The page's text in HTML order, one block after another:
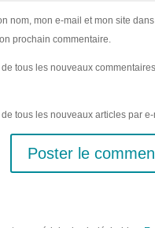
nom, mon e-mail et mon site
prochain commentaire.
tous les nouveaux
tous les nouveaux articles par